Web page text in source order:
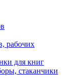
рабочих
для книг
стаканчики